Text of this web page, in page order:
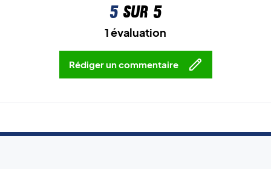
5sur 5
1 évaluation
Rédiger un commentaire